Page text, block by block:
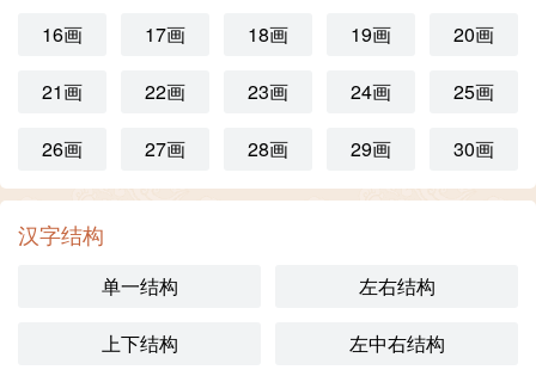
16画 17画 18画 19画 20画
21画 22画 23画 24画 25画
26画 27画 28画 29画 30画
汉字结构
单一结构 左右结构
上下结构 左中右结构